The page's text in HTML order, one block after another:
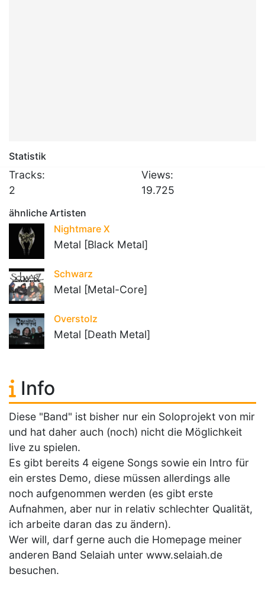
Statistik
Tracks:
2
Views:
19.725
ähnliche Artisten
Nightmare X
Metal [Black Metal]
Schwarz
Metal [Metal-Core]
Overstolz
Metal [Death Metal]
Info
Diese "Band" ist bisher nur ein Soloprojekt von mir
und hat daher auch (noch) nicht die Möglichkeit
live zu spielen.
Es gibt bereits 4 eigene Songs sowie ein Intro für
ein erstes Demo, diese müssen allerdings alle
noch aufgenommen werden (es gibt erste
Aufnahmen, aber nur in relativ schlechter Qualität,
ich arbeite daran das zu ändern).
Wer will, darf gerne auch die Homepage meiner
anderen Band Selaiah unter www.selaiah.de
besuchen.